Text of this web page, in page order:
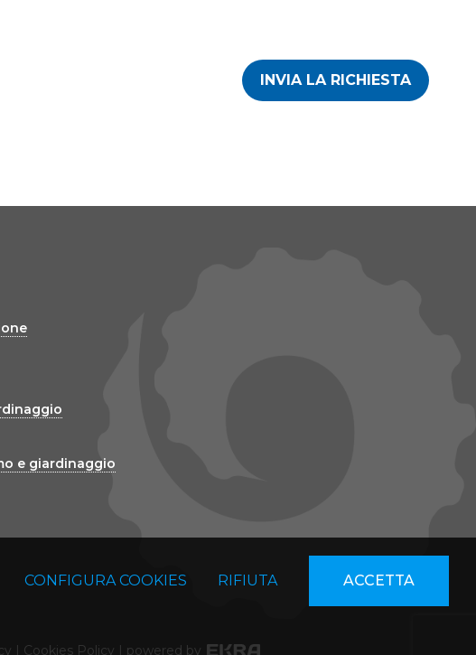
INVIA LA RICHIESTA
e giardinaggio
| Cookies Policy | powered by
CONFIGURA COOKIES RIFIUTA ACCETTA